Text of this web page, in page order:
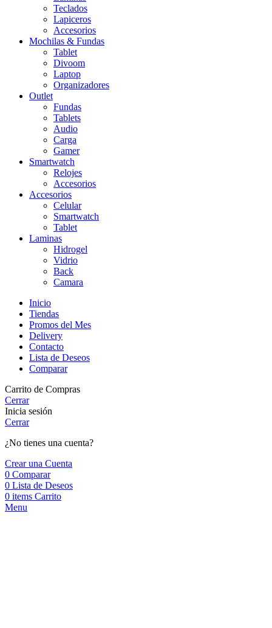
Teclados
Lapiceros
Accesorios
Mochilas & Fundas
Tablet
Divoom
Laptop
Organizadores
Outlet
Fundas
Tablets
Audio
Carga
Gamer
Smartwatch
Relojes
Accesorios
Accesorios
Celular
Smartwatch
Tablet
Laminas
Hidrogel
Vidrio
Back
Camara
Inicio
Tiendas
Promos del Mes
Delivery
Contacto
Lista de Deseos
Comparar
Carrito de Compras
Cerrar
Inicia sesión
Cerrar
¿No tienes una cuenta?
Crear una Cuenta
0 Comparar
0 Lista de Deseos
0 items Carrito
Menu